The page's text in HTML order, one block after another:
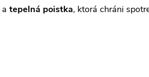
a tepelná poistka, ktorá chráni